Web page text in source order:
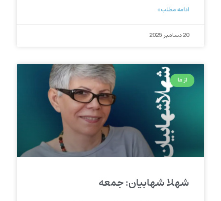
ادامه مطلب »
20 دسامبر 2025
از ما
شهلا شهابیان: جمعه